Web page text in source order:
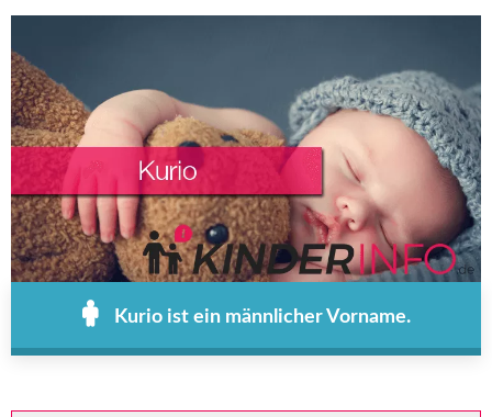
Kurio ist ein männlicher Vorname.